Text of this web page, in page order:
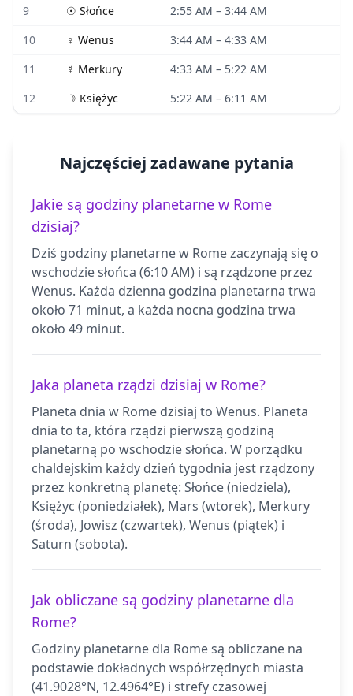
9 ☉ Słońce 2:55 AM – 3:44 AM
10
♀ Wenus 3:44 AM – 4:33 AM
11
☿ Merkury 4:33 AM – 5:22 AM
12
☽ Księżyc 5:22 AM – 6:11 AM
Najczęściej zadawane pytania
Jakie są godziny planetarne w Rome
dzisiaj?
Dziś godziny planetarne w Rome zaczynają się o
wschodzie słońca (6:10 AM) i są rządzone przez
Wenus. Każda dzienna godzina planetarna trwa
około 71 minut, a każda nocna godzina trwa
około 49 minut.
Jaka planeta rządzi dzisiaj w Rome?
Planeta dnia w Rome dzisiaj to Wenus. Planeta
dnia to ta, która rządzi pierwszą godziną
planetarną po wschodzie słońca. W porządku
chaldejskim każdy dzień tygodnia jest rządzony
przez konkretną planetę: Słońce (niedziela),
Księżyc (poniedziałek), Mars (wtorek), Merkury
(środa), Jowisz (czwartek), Wenus (piątek) i
Saturn (sobota).
Jak obliczane są godziny planetarne dla
Rome?
Godziny planetarne dla Rome są obliczane na
podstawie dokładnych współrzędnych miasta
(41.9028°N, 12.4964°E) i strefy czasowej